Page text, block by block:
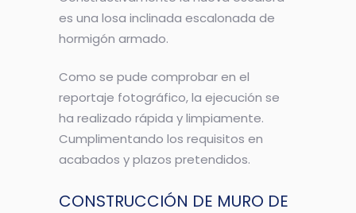
es una losa inclinada escalonada de
hormigón armado.
Como se pude comprobar en el
reportaje fotográfico, la ejecución se
ha realizado rápida y limpiamente.
Cumplimentando los requisitos en
acabados y plazos pretendidos.
CONSTRUCCIÓN DE MURO DE